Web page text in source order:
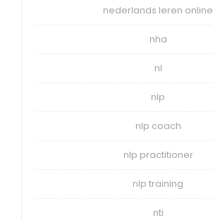
nederlands leren online
nha
nl
nlp
nlp coach
nlp practitioner
nlp training
nti